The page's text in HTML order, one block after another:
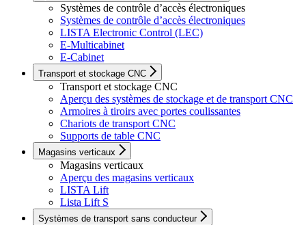
Systèmes de contrôle d’accès électroniques
Systèmes de contrôle d’accès électroniques
LISTA Electronic Control (LEC)
E-Multicabinet
E-Cabinet
Transport et stockage CNC
Transport et stockage CNC
Aperçu des systèmes de stockage et de transport CNC
Armoires à tiroirs avec portes coulissantes
Chariots de transport CNC
Supports de table CNC
Magasins verticaux
Magasins verticaux
Aperçu des magasins verticaux
LISTA Lift
Lista Lift S
Systèmes de transport sans conducteur